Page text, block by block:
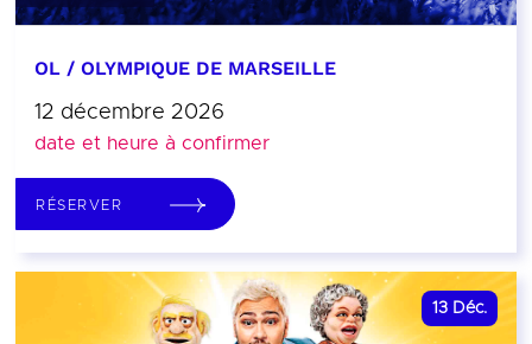
OL / OLYMPIQUE DE MARSEILLE
12 décembre 2026
date et heure à confirmer
RÉSERVER
13 Déc.